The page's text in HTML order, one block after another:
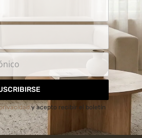
y acepto recibir el boletín